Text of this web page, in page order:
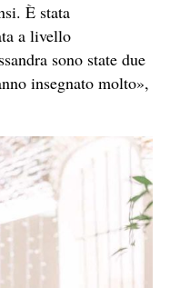
È stata
a livello
sono state due
insegnato molto»,